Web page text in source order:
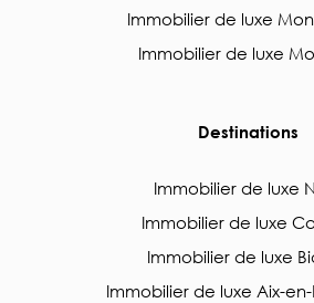
Immobilier de luxe
Immobilier de luxe
Destinations
Immobilier de luxe
Immobilier de luxe
Immobilier de luxe
Immobilier de luxe Aix-